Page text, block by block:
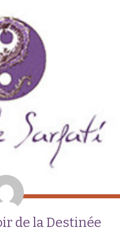
de la Destinée